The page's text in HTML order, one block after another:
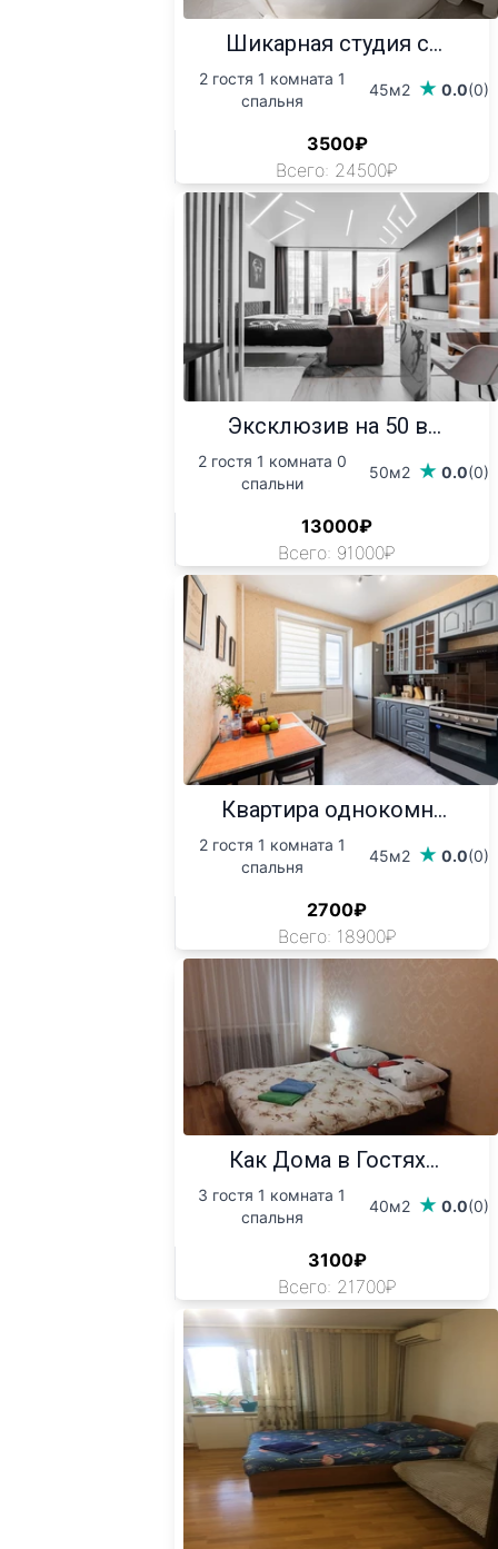
Шикарная студия с...
2 гостя 1 комната 1
спальня
45м2 0.0(0)
3500₽
Всего: 24500₽
Эксклюзив на 50 в...
2 гостя 1 комната 0
спальни
50м2 0.0(0)
13000₽
Всего: 91000₽
Квартира однокомн...
2 гостя 1 комната 1
спальня
45м2 0.0(0)
2700₽
Всего: 18900₽
Как Дома в Гостях...
3 гостя 1 комната 1
спальня
40м2 0.0(0)
3100₽
Всего: 21700₽